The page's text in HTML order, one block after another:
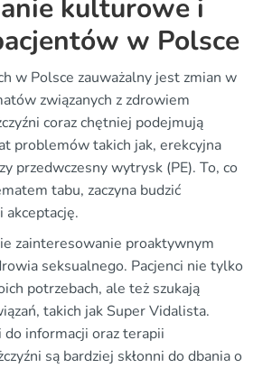
kulturowe i
w Polsce
w Polsce zauważalny jest zmian w
związanych z zdrowiem
coraz chętniej podejmują
problemów takich jak, erekcyjna
przedwczesny wytrysk (PE). To, co
tabu, zaczyna budzić
akceptację.
zainteresowanie proaktywnym
seksualnego. Pacjenci nie tylko
potrzebach, ale też szukają
takich jak Super Vidalista.
informacji oraz terapii
są bardziej skłonni do dbania o